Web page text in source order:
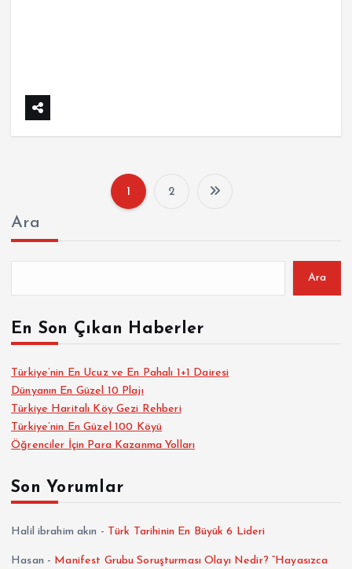
ı
s
a
y
l
1 2
Ara
Ara
En Son Çıkan Haberler
Türkiye’nin En Ucuz ve En Pahalı 1+1 Dairesi
Dünyanın En Güzel 10 Plajı
Türkiye Haritalı Köy Gezi Rehberi
Türkiye’nin En Güzel 100 Köyü
Öğrenciler İçin Para Kazanma Yolları
Son Yorumlar
Halil ibrahim akın - Türk Tarihinin En Büyük 6 Lideri
Hasan - Manifest Grubu Soruşturması Olayı Nedir? “Hayasızca